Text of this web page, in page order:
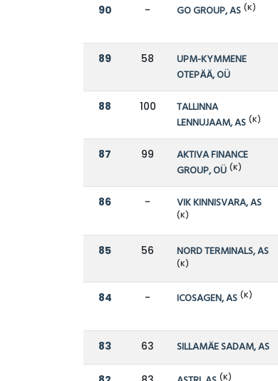
90 - GO GROUP, AS (K)
89 58
UPM-KYMMENE
OTEPÄÄ, OÜ
88 100
TALLINNA
LENNUJAAM, AS (K)
87 99
AKTIVA FINANCE
GROUP, OÜ (K)
86 - VIK KINNISVARA, AS
(K)
85 56 NORD TERMINALS, AS
(K)
84 - ICOSAGEN, AS (K)
83 63 SILLAMÄE SADAM, AS
(K)